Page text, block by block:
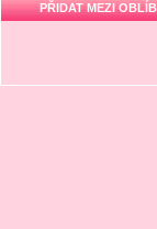
PŘIDAT MEZI